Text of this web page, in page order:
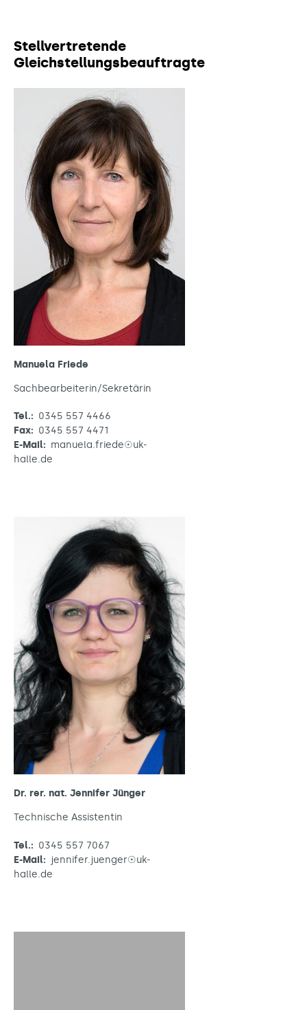
Stellvertretende
Gleichstellungsbeauftragte
Manuela Friede
Sachbearbeiterin/Sekretärin
Tel.: 0345 557 4466
Fax: 0345 557 4471
E-Mail: manuela.friede☉uk-
halle.de
Dr. rer. nat. Jennifer Jünger
Technische Assistentin
Tel.: 0345 557 7067
E-Mail: jennifer.juenger☉uk-
halle.de